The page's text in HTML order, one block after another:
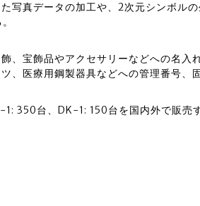
写真データの加工や、2次元シンボル
、宝飾品やアクセサリーなどへの名入
、医療用鋼製器具などへの管理番号、
350台、DK-1: 150台を国内外で販売